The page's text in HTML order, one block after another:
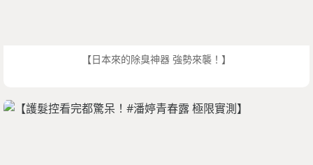
【日本來的除臭神器 強勢來襲！】